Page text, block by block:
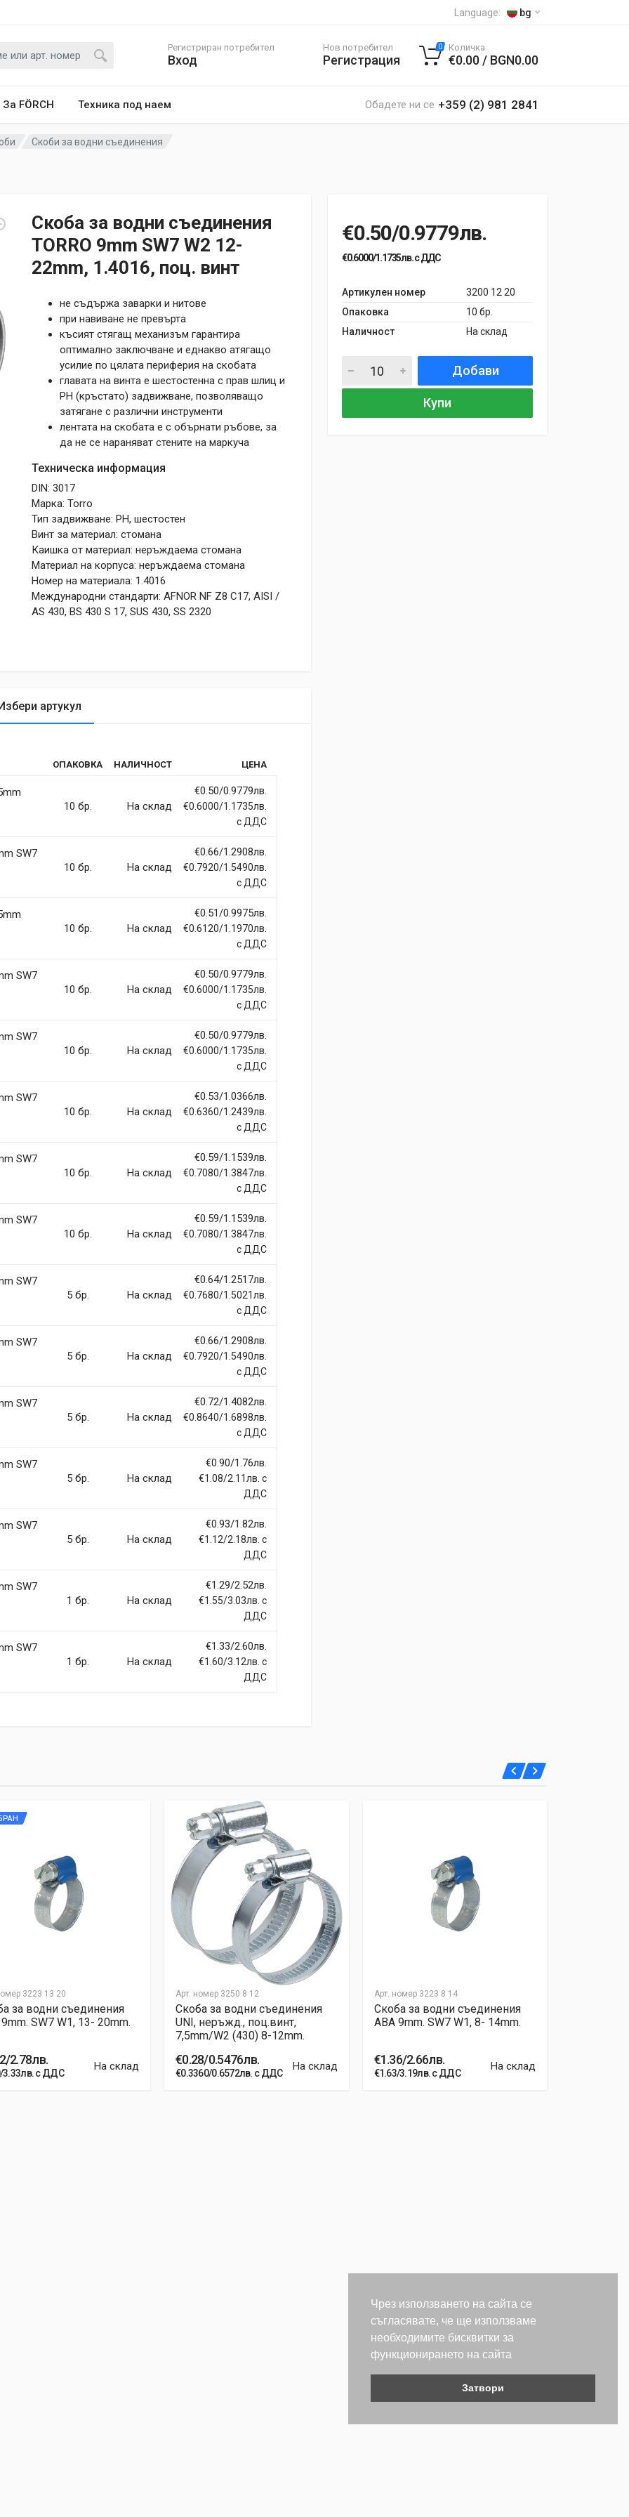
Чрез използването на сайта се
съгласявате, че ще използваме
необходимите бисквитки за
функционирането на сайта
Затвори
Language: bg
За FÖRCH Техника под наем Обадете ни се +359 (2) 981 2841
Регистриран потребител
Вход
Нов потребител
Регистрация
0 Количка
€0.00 / BGN0.00
Скоби за водни съединения
Скоба за водни съединения
TORRО 9mm SW7 W2 12-
22mm, 1.4016, поц. винт
не съдържа заварки и нитове
при навиване не превърта
късият стягащ механизъм гарантира
оптимално заключване и еднакво атягащо
усилие по цялата периферия на скобата
главата на винта е шестостенна с прав шлиц и
РН (кръстато) задвижване, позволяващо
затягане с различни инструменти
лентата на скобата е с обърнати ръбове, за
да не се нараняват стените на маркуча
Техническа информация
DIN: 3017
Марка: Torro
Тип задвижване: PH, шестостен
Винт за материал: стомана
Каишка от материал: неръждаема стомана
Материал на корпуса: неръждаема стомана
Номер на материала: 1.4016
Международни стандарти: AFNOR NF Z8 C17, AISI /
AS 430, BS 430 S 17, SUS 430, SS 2320
€0.50/0.9779лв.
€0.6000/1.1735лв. с ДДС
Артикулен номер
3200 12 20
Опаковка
10 бр.
Наличност
На склад
Добави
Купи
артукул
vitae sodales in, maximus ut lectus. Vivamus commodo
eget tincidunt ex semper sit amet. Nullam neque justo, sodales
et fringilla facilisis. Nam maximus consectetur diam. Nulla
hendrerit eros laoreet suscipit ultrices.
Email Address
ОПАКОВКА НАЛИЧНОСТ ЦЕНА
10 бр. На склад
€0.50/0.9779лв.
€0.6000/1.1735лв.
с ДДС
SW7
10 бр. На склад
€0.66/1.2908лв.
€0.7920/1.5490лв.
с ДДС
10 бр. На склад
€0.51/0.9975лв.
€0.6120/1.1970лв.
с ДДС
SW7
10 бр. На склад
€0.50/0.9779лв.
€0.6000/1.1735лв.
с ДДС
SW7
10 бр. На склад
€0.50/0.9779лв.
€0.6000/1.1735лв.
с ДДС
SW7
10 бр. На склад
€0.53/1.0366лв.
€0.6360/1.2439лв.
с ДДС
SW7
10 бр. На склад
€0.59/1.1539лв.
€0.7080/1.3847лв.
с ДДС
SW7
10 бр. На склад
€0.59/1.1539лв.
€0.7080/1.3847лв.
с ДДС
SW7
5 бр. На склад
€0.64/1.2517лв.
€0.7680/1.5021лв.
с ДДС
SW7
5 бр. На склад
€0.66/1.2908лв.
€0.7920/1.5490лв.
с ДДС
SW7
5 бр. На склад
€0.72/1.4082лв.
€0.8640/1.6898лв.
с ДДС
SW7
5 бр. На склад
€0.90/1.76лв.
€1.08/2.11лв. с
ДДС
SW7
5 бр. На склад
€0.93/1.82лв.
€1.12/2.18лв. с
ДДС
SW7
1 бр. На склад
€1.29/2.52лв.
€1.55/3.03лв. с
ДДС
SW7
1 бр. На склад
€1.33/2.60лв.
€1.60/3.12лв. с
ДДС
3223 13 20
за водни съединения
SW7 W1, 13- 20mm.
2.78лв.
3.33лв. с ДДС
На склад
Арт. номер 3250 8 12
Скоба за водни съединения
UNI, неръжд., поц.винт,
7,5mm/W2 (430) 8-12mm.
€0.28/0.5476лв.
€0.3360/0.6572лв. с ДДС
На склад
Арт. номер3223 8 14
Скоба за водни съединения
ABA 9mm. SW7 W1, 8- 14mm.
€1.36/2.66лв.
€1.63/3.19лв. с ДДС
На склад